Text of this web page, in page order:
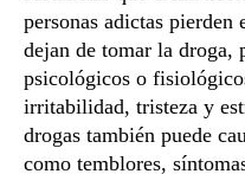
personas adictas
dejan de tomar la droga,
psicológicos o
irritabilidad, tristeza y
drogas también puede
como temblores,